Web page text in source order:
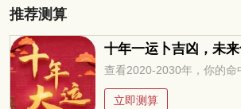
推荐测算
十年一运卜吉凶，未
查看2020-2030年，你的命
立即测算